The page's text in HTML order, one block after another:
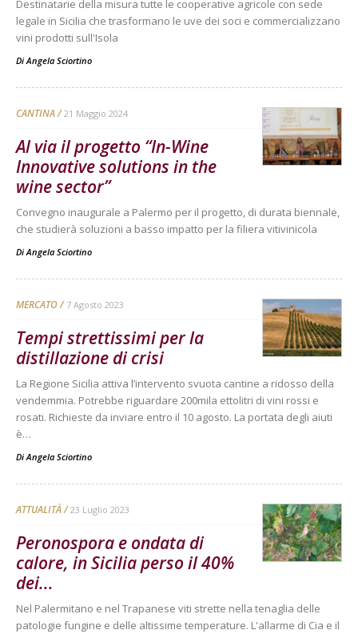
Destinatarie della misura tutte le cooperative agricole con sede
legale in Sicilia che trasformano le uve dei soci e commercializzano
vini prodotti sull'Isola
DiAngela Sciortino
CANTINA 21 Maggio 2024
Al via il progetto “In-Wine
Innovative solutions in the
wine sector”
Convegno inaugurale a Palermo per il progetto, di durata biennale,
che studierà soluzioni a basso impatto per la filiera vitivinicola
DiAngela Sciortino
MERCATO 7 Agosto 2023
Tempi strettissimi per la
distillazione di crisi
La Regione Sicilia attiva l’intervento svuota cantine a ridosso della
vendemmia. Potrebbe riguardare 200mila ettolitri di vini rossi e
rosati. Richieste da inviare entro il 10 agosto. La portata degli aiuti
è…
DiAngela Sciortino
ATTUALITÀ 23 Luglio 2023
Peronospora e ondata di
calore, in Sicilia perso il 40%
dei...
Nel Palermitano e nel Trapanese viti strette nella tenaglia delle
patologie fungine e delle altissime temperature. L'allarme di Cia e il